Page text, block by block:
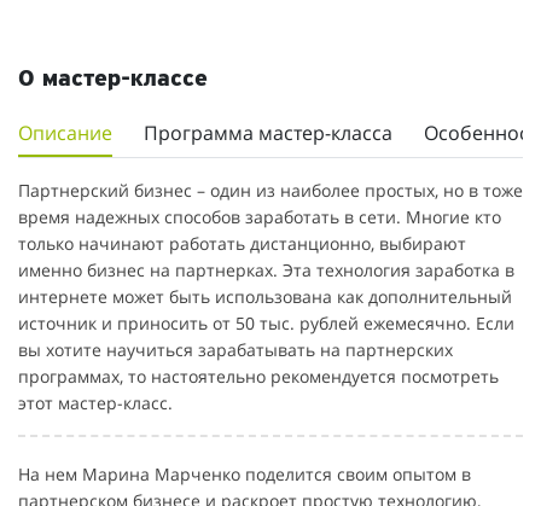
О мастер-классе
Описание Программа мастер-класса
Партнерский бизнес – один из наиболее простых, но в тоже
время надежных способов заработать в сети. Многие кто
только начинают работать дистанционно, выбирают
именно бизнес на партнерках. Эта технология заработка в
интернете может быть использована как дополнительный
источник и приносить от 50 тыс. рублей ежемесячно. Если
вы хотите научиться зарабатывать на партнерских
программах, то настоятельно рекомендуется посмотреть
этот мастер-класс.
На нем Марина Марченко поделится своим опытом в
партнерском бизнесе и раскроет простую технологию,